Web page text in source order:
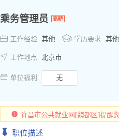
乘务管理员
 工作经验 其他  学历要求 其他
 工作地点 北京市
 单位福利 无
许昌市公共就业网[魏都区]提醒
职位描述